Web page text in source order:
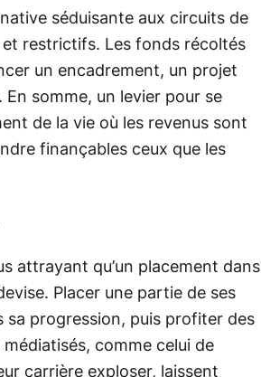
séduisante aux circuits de
restrictifs. Les fonds récoltés
un encadrement, un projet
somme, un levier pour se
de la vie où les revenus sont
finançables ceux que les
attrayant qu’un placement dans
Placer une partie de ses
sa progression, puis profiter des
comme celui de
carrière exploser, laissent